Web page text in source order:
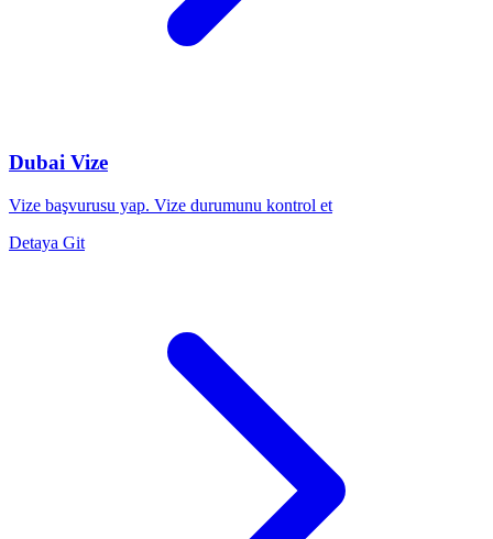
Dubai Vize
Vize başvurusu yap. Vize durumunu kontrol et
Detaya Git